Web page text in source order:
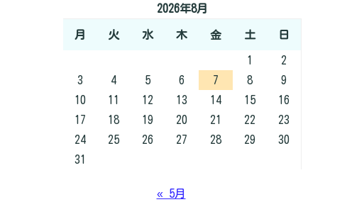
2026年8月
月 火 水 木 金 土 日
1
2
3
4 5 6 7 8
9
10
11 12 13 14 15
16
17
18 19 20 21 22
23
24
25 26 27 28 29
30
31
« 5月